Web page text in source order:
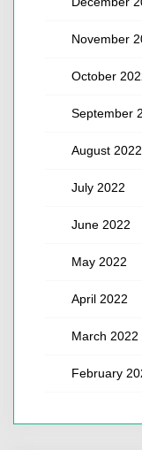
November
October
September
August 2022
July 2022
June 2022
May 2022
April 2022
March 2022
February